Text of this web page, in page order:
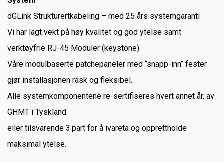
dGLink Strukturertkabeling – med 25 års systemgaranti
Vi har lagt vekt på høy kvalitet og god ytelse samt
verktøyfrie RJ-45 Moduler (keystone).
Våre modulbaserte patchepaneler med ‘’snapp-inn’’ fester
gjør installasjonen rask og fleksibel.
Alle systemkomponentene re-sertifiseres hvert annet år, av
GHMT i Tyskland
eller tilsvarende 3.part for å ivareta og opprettholde
maksimal ytelse.